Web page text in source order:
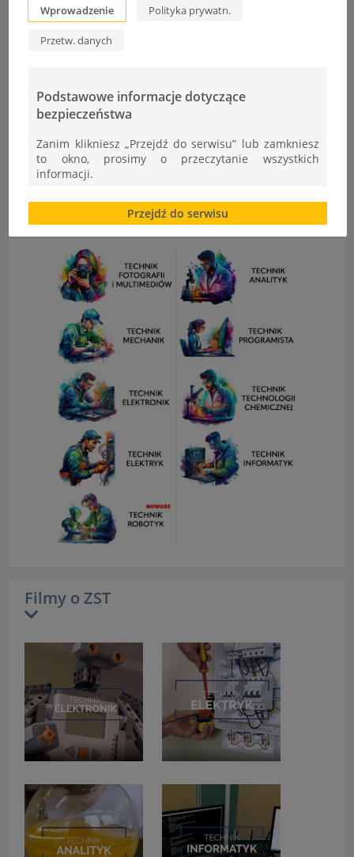
Filmy o ZST
Wprowadzenie Polityka prywatn.
Przetw. danych
Podstawowe informacje dotyczące
bezpieczeństwa
Zanim klikniesz „Przejdź do serwisu” lub zamkniesz
to okno, prosimy o przeczytanie wszystkich
informacji.
Brak zgody bądź ograniczenie funkcjonalności plików
cookies lub local storage, może utrudnić lub
uniemożliwić korzystanie z Serwisu.
Informacje dotyczące polityki prywatności oraz
przetwarzania danych osobowych dostępne są cały
czas w sekcji
"Nasza szkoła" > "Bezpieczeństwo"
Przejdź do serwisu